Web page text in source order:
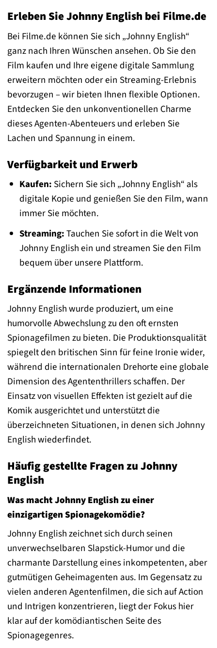
Erleben Sie Johnny English bei Filme.de
Bei Filme.de können Sie sich „Johnny English“
ganz nach Ihren Wünschen ansehen. Ob Sie den
Film kaufen und Ihre eigene digitale Sammlung
erweitern möchten oder ein Streaming-Erlebnis
bevorzugen – wir bieten Ihnen flexible Optionen.
Entdecken Sie den unkonventionellen Charme
dieses Agenten-Abenteuers und erleben Sie
Lachen und Spannung in einem.
Verfügbarkeit und Erwerb
Kaufen: Sichern Sie sich „Johnny English“ als
digitale Kopie und genießen Sie den Film, wann
immer Sie möchten.
Streaming:Tauchen Sie sofort in die Welt von
Johnny English ein und streamen Sie den Film
bequem über unsere Plattform.
Ergänzende Informationen
Johnny English wurde produziert, um eine
humorvolle Abwechslung zu den oft ernsten
Spionagefilmen zu bieten. Die Produktionsqualität
spiegelt den britischen Sinn für feine Ironie wider,
während die internationalen Drehorte eine globale
Dimension des Agententhrillers schaffen. Der
Einsatz von visuellen Effekten ist gezielt auf die
Komik ausgerichtet und unterstützt die
überzeichneten Situationen, in denen sich Johnny
English wiederfindet.
Häufig gestellte Fragen zu Johnny
English
Was macht Johnny English zu einer
einzigartigen Spionagekomödie?
Johnny English zeichnet sich durch seinen
unverwechselbaren Slapstick-Humor und die
charmante Darstellung eines inkompetenten, aber
gutmütigen Geheimagenten aus. Im Gegensatz zu
vielen anderen Agentenfilmen, die sich auf Action
und Intrigen konzentrieren, liegt der Fokus hier
klar auf der komödiantischen Seite des
Spionagegenres.